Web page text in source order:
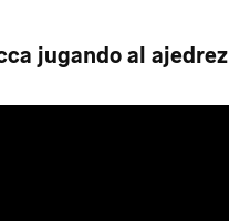
jugando al ajedrez